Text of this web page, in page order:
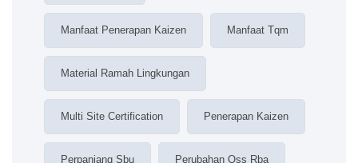
Manfaat Penerapan Kaizen Manfaat Tqm
Material Ramah Lingkungan
Multi Site Certification Penerapan Kaizen
Perpanjang Sbu Perubahan Oss Rba